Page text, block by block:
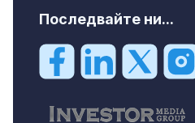
Последвайте ни...